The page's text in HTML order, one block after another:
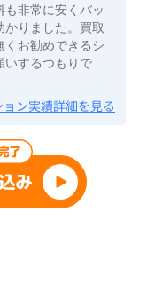
非常に安くバッ
りました。買取
くお勧めできるシ
いするつもりで
ン実績詳細を見る